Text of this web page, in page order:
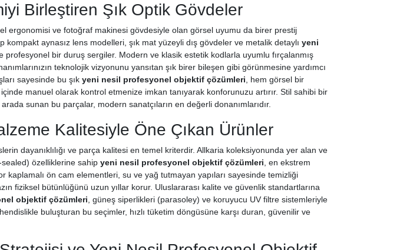
Birleştiren Şık Optik Gövdeler
ergonomisi ve fotoğraf makinesi gövdesiyle olan görsel uyumu da birer prestij
aynasız lens modelleri, şık mat yüzeyli dış gövdeler ve metalik detaylı yeni
profesyonel bir duruş sergiler. Modern ve klasik estetik kodlarla uyumlu fırçalanmış
teknolojik vizyonunu yansıtan şık birer bileşen gibi görünmesine yardımcı
sayesinde bu şık yeni nesil profesyonel objektif çözümleri , hem görsel bir
manuel olarak kontrol etmenize imkan tanıyarak konforunuzu artırır. Stil sahibi bir
sunan bu parçalar, modern sanatçıların en değerli donanımlarıdır.
Kalitesiyle Öne Çıkan Ürünler
dayanıklılığı ve parça kalitesi en temel kriterdir. Allkaria koleksiyonunda yer alan ve
sealed) özelliklerine sahip yeni nesil profesyonel objektif çözümleri , en ekstrem
kaplamalı ön cam elementleri, su ve yağ tutmayan yapıları sayesinde temizliği
fiziksel bütünlüğünü uzun yıllar korur. Uluslararası kalite ve güvenlik standartlarına
objektif çözümleri , güneş siperlikleri (parasoley) ve koruyucu UV filtre sistemleriyle
buluşturan bu seçimler, hızlı tüketim döngüsüne karşı duran, güvenilir ve